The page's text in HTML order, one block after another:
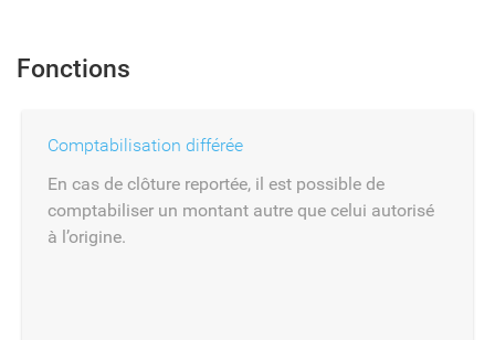
Fonctions
Comptabilisation différée
En cas de clôture reportée, il est possible de
comptabiliser un montant autre que celui autorisé
à l’origine.